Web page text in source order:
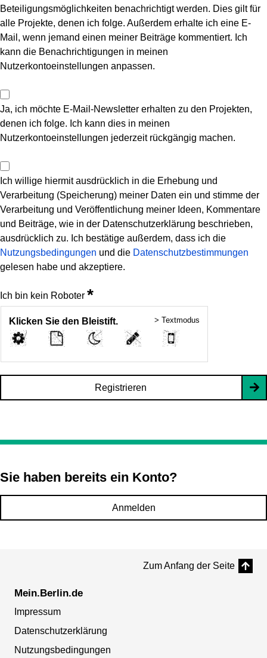
Beteiligungsmöglichkeiten benachrichtigt werden. Dies gilt für
alle Projekte, denen ich folge. Außerdem erhalte ich eine E-
Mail, wenn jemand einen meiner Beiträge kommentiert. Ich
kann die Benachrichtigungen in meinen
Nutzerkontoeinstellungen anpassen.
Ja, ich möchte E-Mail-Newsletter erhalten zu den Projekten,
denen ich folge. Ich kann dies in meinen
Nutzerkontoeinstellungen jederzeit rückgängig machen.
Ich willige hiermit ausdrücklich in die Erhebung und
Verarbeitung (Speicherung) meiner Daten ein und stimme der
Verarbeitung und Veröffentlichung meiner Ideen, Kommentare
und Beiträge, wie in der Datenschutzerklärung beschrieben,
ausdrücklich zu. Ich bestätige außerdem, dass ich die
Nutzungsbedingungen und die Datenschutzbestimmungen
gelesen habe und akzeptiere.
Ich bin kein Roboter *
Klicken Sie den Bleistift. > Textmodus
Registrieren
Sie haben bereits ein Konto?
Anmelden
Zum Anfang der Seite
Mein.Berlin.de
Impressum
Datenschutzerklärung
Nutzungsbedingungen